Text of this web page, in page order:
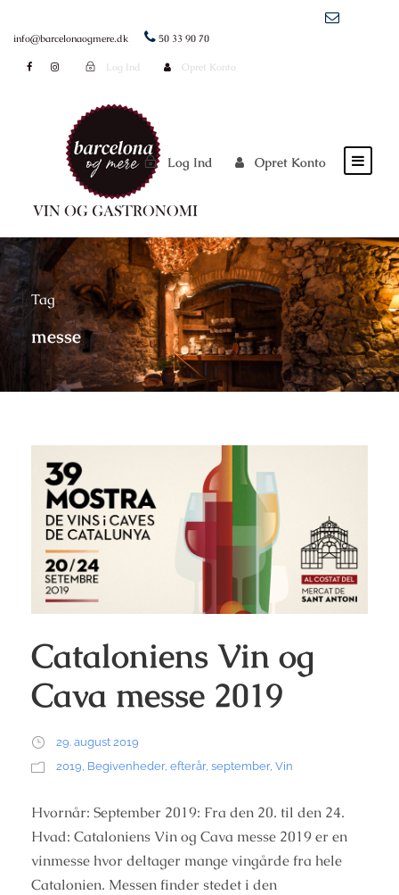
info@barcelonaogmere.dk 50 33 90 70
Log Ind Opret Konto
Log Ind Opret Konto
Tag
messe
Cataloniens Vin og
Cava messe 2019
29. august 2019
2019 Begivenheder, efterår, september, Vin
Hvornår: September 2019: Fra den 20. til den 24.
Hvad: Cataloniens Vin og Cava messe 2019 er en
vinmesse hvor deltager mange vingårde fra hele
Catalonien. Messen finder stedet i den